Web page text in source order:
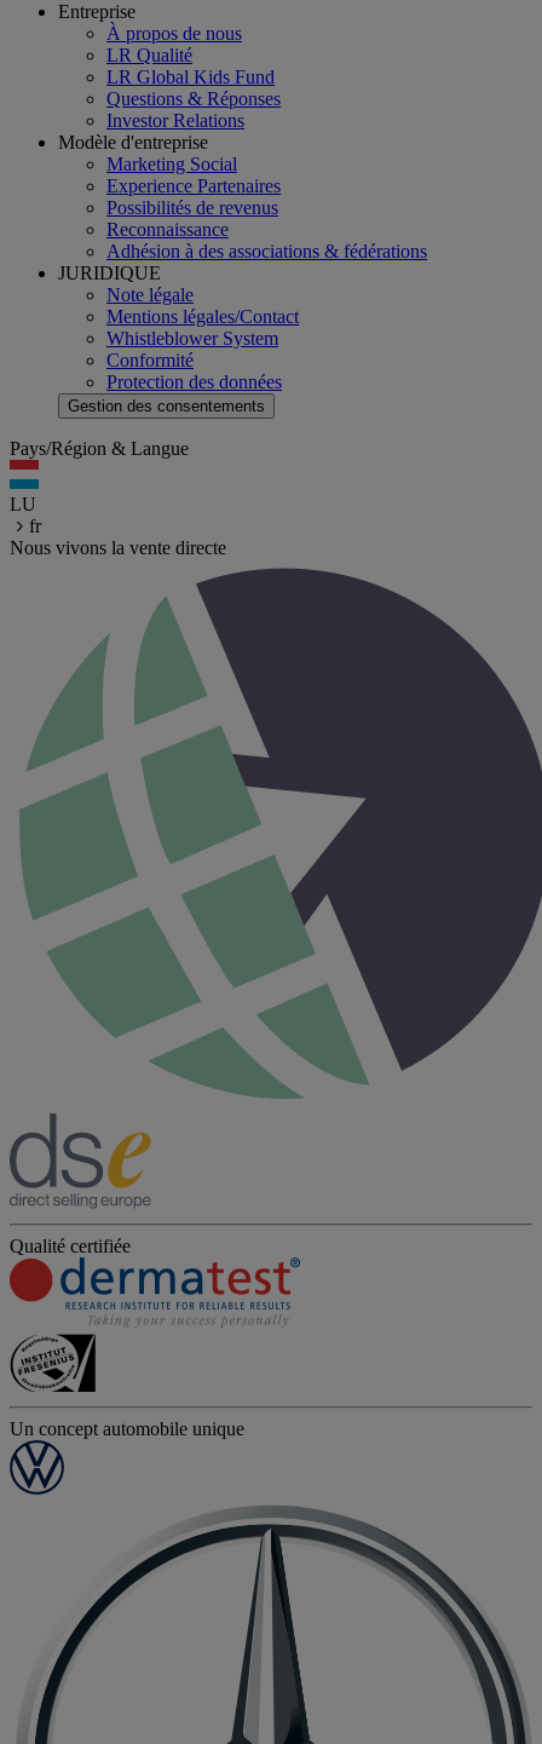
Entreprise
À propos de nous
LR Qualité
LR Global Kids Fund
Questions & Réponses
Investor Relations
Modèle d'entreprise
Marketing Social
Experience Partenaires
Possibilités de revenus
Reconnaissance
Adhésion à des associations & fédérations
JURIDIQUE
Note légale
Mentions légales/Contact
Whistleblower System
Conformité
Protection des données
Gestion des consentements
Pays/Région & Langue
LU
fr
Nous vivons la vente directe
Qualité certifiée
Un concept automobile unique